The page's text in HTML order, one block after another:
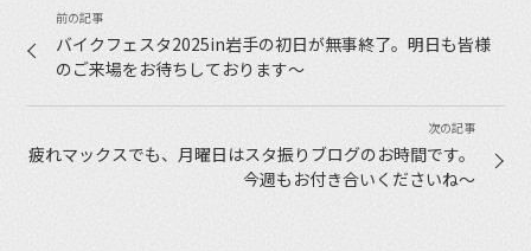
バイクフェスタ2025in岩手の初日が無事終了。明日も皆様
のご来場をお待ちしております〜
疲れマックスでも、月曜日はスタ振りブログのお時間です。
今週もお付き合いくださいね〜